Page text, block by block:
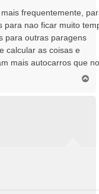
frequentemente,
para nao ficar muito
para outras paragens
calcular as coisas e
mais autocarros que